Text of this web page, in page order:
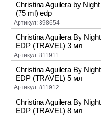
Christina Aguilera by Night
(75 ml) edp
Артикул: 398654
Christina Aguilera By Night
EDP (TRAVEL) 3 мл
Артикул: 811911
Christina Aguilera By Night
EDP (TRAVEL) 5 мл
Артикул: 811912
Christina Aguilera By Night
EDP (TRAVEL) 8 мл